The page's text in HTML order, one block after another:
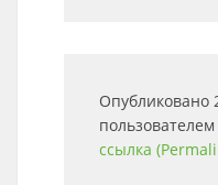
Опубликовано
пользователем
ссылка